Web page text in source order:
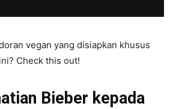
vegan yang disiapkan khusus
Check this out!
Bieber kepada